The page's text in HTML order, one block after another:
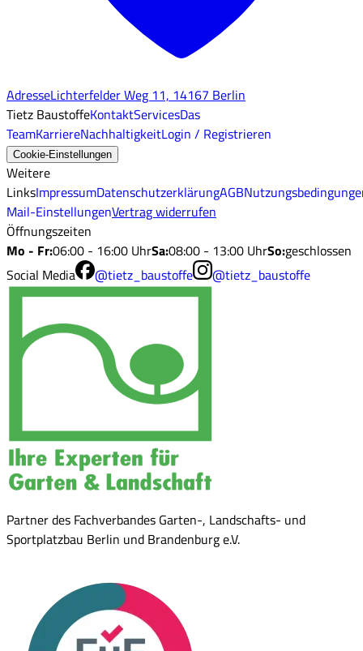
AdresseLichterfelder Weg 11, 14167 Berlin
Tietz BaustoffeKontaktServicesDas
TeamKarriereNachhaltigkeitLogin / Registrieren
Cookie-Einstellungen
Weitere
LinksImpressumDatenschutzerklärungAGB
Mail-EinstellungenVertrag widerrufen
Öffnungszeiten
Mo - Fr:06:00 - 16:00 UhrSa:08:00 - 13:00 UhrSo:geschlossen
Social Media
@tietz_baustoffe @tietz_baustoffe
Partner des Fachverbandes Garten-, Landschafts- und
Sportplatzbau Berlin und Brandenburg e.V.